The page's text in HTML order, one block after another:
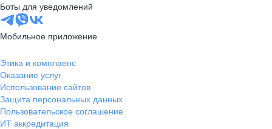
Боты для уведомлений
Мобильное приложение
Этика и комплаенс
Оказание услуг
Использование сайтов
Защита персональных данных
Пользовательское соглашение
ИТ аккредитация